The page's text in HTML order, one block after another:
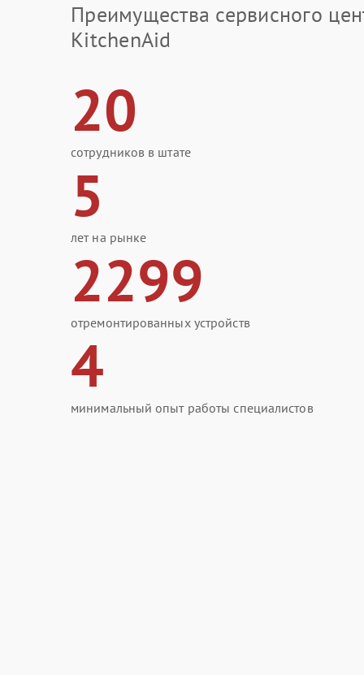
Преимущества сервисного
KitchenAid
20
сотрудников в штате
5
лет на рынке
2299
отремонтированных устройств
4
минимальный опыт работы специалистов